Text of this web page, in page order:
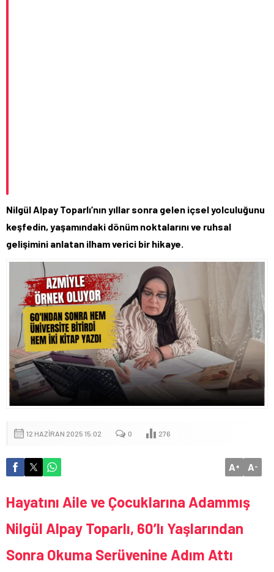
Nilgül Alpay Toparlı’nın yıllar sonra gelen içsel yolculuğunu
keşfedin, yaşamındaki dönüm noktalarını ve ruhsal
gelişimini anlatan ilham verici bir hikaye.
12 HAZIRAN 2025 15:02 0 276
A+ A-
Hayatını Aile ve Çocuklarına Adammış
Nilgül Alpay Toparlı, 60’lı Yaşlarından
Sonra Okuma Serüvenine Adım Attı